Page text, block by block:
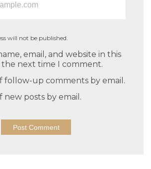
will not be published.
email, and website in this
next time I comment.
follow-up comments by email.
new posts by email.